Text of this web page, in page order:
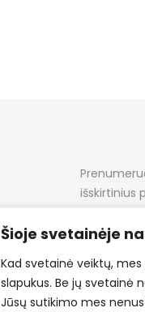
Šioje svetainėje
Kad svetainė veiktų,
slapukus. Be jų svetainė
Jūsų sutikimo mes
išskirtinius